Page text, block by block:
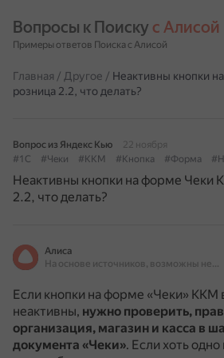
Вопросы к Поиску с Алисой
Примеры ответов Поиска с Алисой
Главная / Другое / Неактивны кнопки
розница 2.2, что делать?
Вопрос из Яндекс Кью
22 ноября
#1C
#Чеки #ККМ #Кнопка #Форма
Неактивны кнопки на форме Чеки
2.2, что делать?
Алиса
На основе источников, возможны неточности
Если кнопки на форме «Чеки» ККМ
неактивны, нужно проверить,
организация, магазин и касса в
документа «Чеки». Если хоть